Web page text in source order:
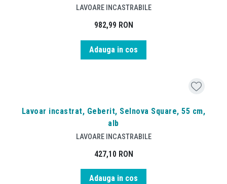
LAVOARE INCASTRABILE
982,99 RON
Adauga in cos
Lavoar incastrat, Geberit, Selnova Square, 55 cm,
alb
LAVOARE INCASTRABILE
427,10 RON
Adauga in cos